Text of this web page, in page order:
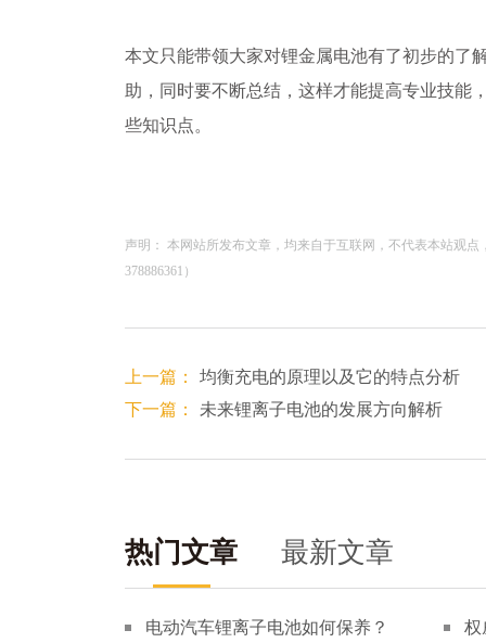
本文只能带领大家对锂金属电池有了初步的了
助，同时要不断总结，这样才能提高专业技能
些知识点。
声明： 本网站所发布文章，均来自于互联网，不代表本站观
378886361）
上一篇：
均衡充电的原理以及它的特点分析
下一篇：
未来锂离子电池的发展方向解析
热门文章 最新文章
电动汽车锂离子电池如何保养？ 权